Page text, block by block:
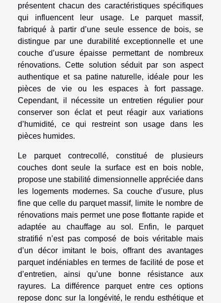
présentent chacun des caractéristiques spécifiques
qui influencent leur usage. Le parquet massif,
fabriqué à partir d’une seule essence de bois, se
distingue par une durabilité exceptionnelle et une
couche d’usure épaisse permettant de nombreux
rénovations. Cette solution séduit par son aspect
authentique et sa patine naturelle, idéale pour les
pièces de vie ou les espaces à fort passage.
Cependant, il nécessite un entretien régulier pour
conserver son éclat et peut réagir aux variations
d’humidité, ce qui restreint son usage dans les
pièces humides.
Le parquet contrecollé, constitué de plusieurs
couches dont seule la surface est en bois noble,
propose une stabilité dimensionnelle appréciée dans
les logements modernes. Sa couche d’usure, plus
fine que celle du parquet massif, limite le nombre de
rénovations mais permet une pose flottante rapide et
adaptée au chauffage au sol. Enfin, le parquet
stratifié n’est pas composé de bois véritable mais
d’un décor imitant le bois, offrant des avantages
parquet indéniables en termes de facilité de pose et
d’entretien, ainsi qu’une bonne résistance aux
rayures. La différence parquet entre ces options
repose donc sur la longévité, le rendu esthétique et